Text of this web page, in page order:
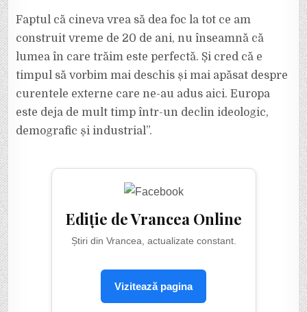
Faptul că cineva vrea să dea foc la tot ce am
construit vreme de 20 de ani, nu înseamnă că
lumea în care trăim este perfectă. Și cred că e
timpul să vorbim mai deschis și mai apăsat despre
curentele externe care ne-au adus aici. Europa
este deja de mult timp într-un declin ideologic,
demografic și industrial”.
Ediție de Vrancea Online
Știri din Vrancea, actualizate constant.
Vizitează pagina